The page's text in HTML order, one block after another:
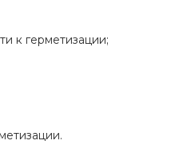
к герметизации;